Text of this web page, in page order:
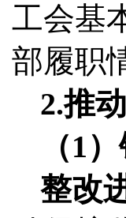
工会基
部履职
2.推
（1
整改